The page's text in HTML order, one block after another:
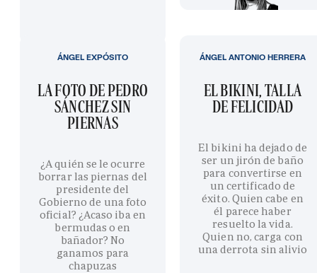
LA FOTO DE PEDRO
SÁNCHEZ SIN
PIERNAS
¿A quién se le ocurre
borrar las piernas del
presidente del
Gobierno de una foto
oficial? ¿Acaso iba en
bermudas o en
bañador? No
ganamos para
chapuzas
ÁNGEL EXPÓSITO
EL BIKINI, TALLA
DE FELICIDAD
El bikini ha dejado de
ser un jirón de baño
para convertirse en
un certificado de
éxito. Quien cabe en
él parece haber
resuelto la vida.
Quien no, carga con
una derrota sin alivio
ÁNGEL ANTONIO HERRERA